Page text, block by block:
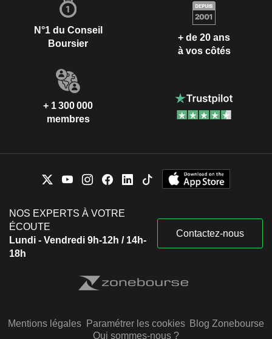
N°1 du Conseil
Boursier
+ de 20 ans
à vos côtés
+ 1 300 000
membres
NOS EXPERTS À VOTRE
ÉCOUTE
Lundi - Vendredi 9h-12h / 14h-
18h
Contactez-nous
Mentions légales Paramétrer les cookies Blog Zonebourse
Qui sommes-nous ?